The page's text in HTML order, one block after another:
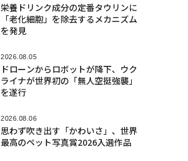
栄養ドリンク成分の定番タウリンに
「老化細胞」を除去するメカニズム
を発見
2026.08.05
ドローンからロボットが降下、ウク
ライナが世界初の「無人空挺強襲」
を遂行
2026.08.06
思わず吹き出す「かわいさ」、世界
最高のペット写真賞2026入選作品